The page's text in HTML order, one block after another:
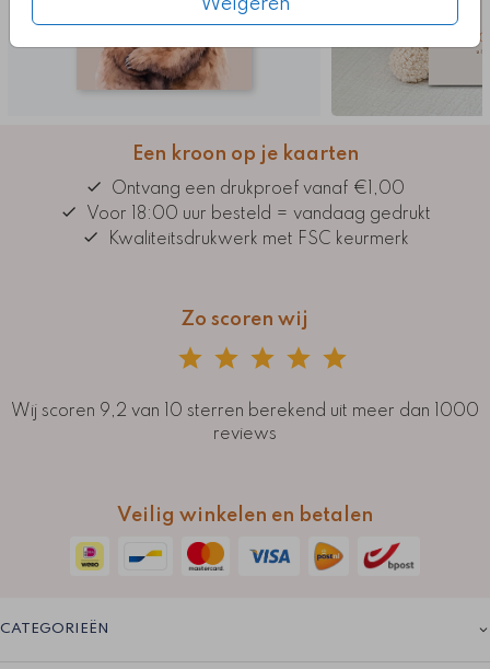
Weigeren
Een kroon op je kaarten
Ontvang een drukproef vanaf €1,00
Voor 18:00 uur besteld = vandaag gedrukt
Kwaliteitsdrukwerk met FSC keurmerk
Zo scoren wij
Wij scoren 9,2 van 10 sterren berekend uit meer dan 1000
reviews
Veilig winkelen en betalen
CATEGORIEËN